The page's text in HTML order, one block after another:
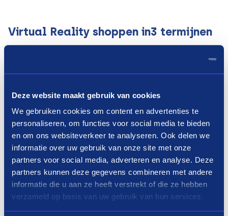
Deze website maakt gebruik van cookies
We gebruiken cookies om content en advertenties te
personaliseren, om functies voor social media te bieden
en om ons websiteverkeer te analyseren. Ook delen we
informatie over uw gebruik van onze site met onze
partners voor social media, adverteren en analyse. Deze
partners kunnen deze gegevens combineren met andere
informatie die u aan ze heeft verstrekt of die ze hebben
verzameld op basis van uw gebruik van hun services.
Virtual Reality shoppen in3 termijnen
afbetaling?
Ben je geïnteresseerd in virtual reality en wil je
graag zelf ervaren wat het is en wat je er
allemaal mee kunt, maar heb je nog niet genoeg
gespaard? Kijk dan toch eens rond bij het
assortiment bij een van de bovenstaande
webwinkels naar een virtual reality product dat
aan jouw wensen voldoet. Of is virtual reality toch
niks voor jou, dan kun je ook naar een nieuwe
televisiekijken. Selecteer vervolgens de